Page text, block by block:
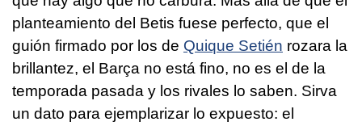
planteamiento del Betis fuese perfecto, que el
guión firmado por los de Quique Setién rozara la
brillantez, el Barça no está fino, no es el de la
temporada pasada y los rivales lo saben. Sirva
un dato para ejemplarizar lo expuesto: el